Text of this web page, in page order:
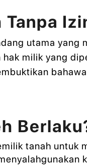
utama yang
milik yang
tanah untuk